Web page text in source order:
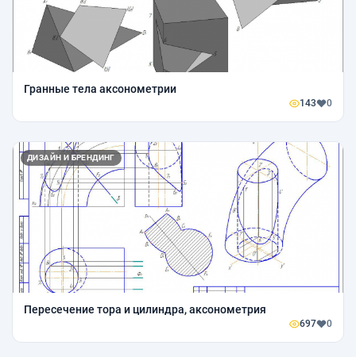
Гранные тела аксонометрии
143 0
ДИЗАЙН И БРЕНДИНГ
Пересечение тора и цилиндра, аксонометрия
697 0